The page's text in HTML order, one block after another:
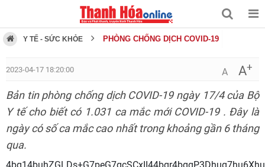
Y TẾ - SỨC KHỎE PHÒNG CHỐNG DỊCH COVID-19
2023-04-17 18:20:00 A A+
Bản tin phòng chống dịch COVID-19 ngày 17/4 của Bộ
Y tế cho biết có 1.031 ca mắc mới COVID-19 . Đây là
ngày có số ca mắc cao nhất trong khoảng gần 6 tháng
qua.